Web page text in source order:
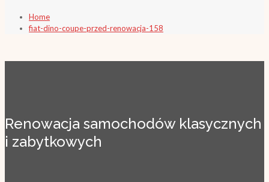
Home
fiat-dino-coupe-przed-renowacja-158
Renowacja samochodów klasycznych
i zabytkowych